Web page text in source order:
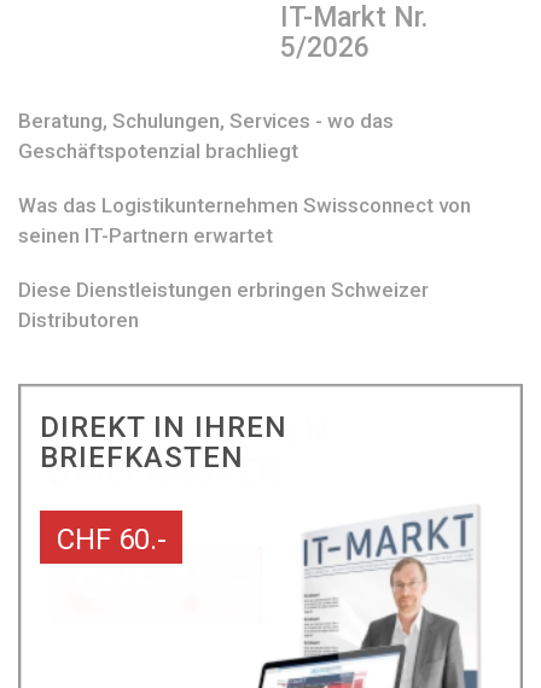
IT-Markt Nr.
5/2026
Beratung, Schulungen, Services - wo das
Geschäftspotenzial brachliegt
Was das Logistikunternehmen Swissconnect von
seinen IT-Partnern erwartet
Diese Dienstleistungen erbringen Schweizer
Distributoren
DIREKT IN IHREN
BRIEFKASTEN
CHF 60.-